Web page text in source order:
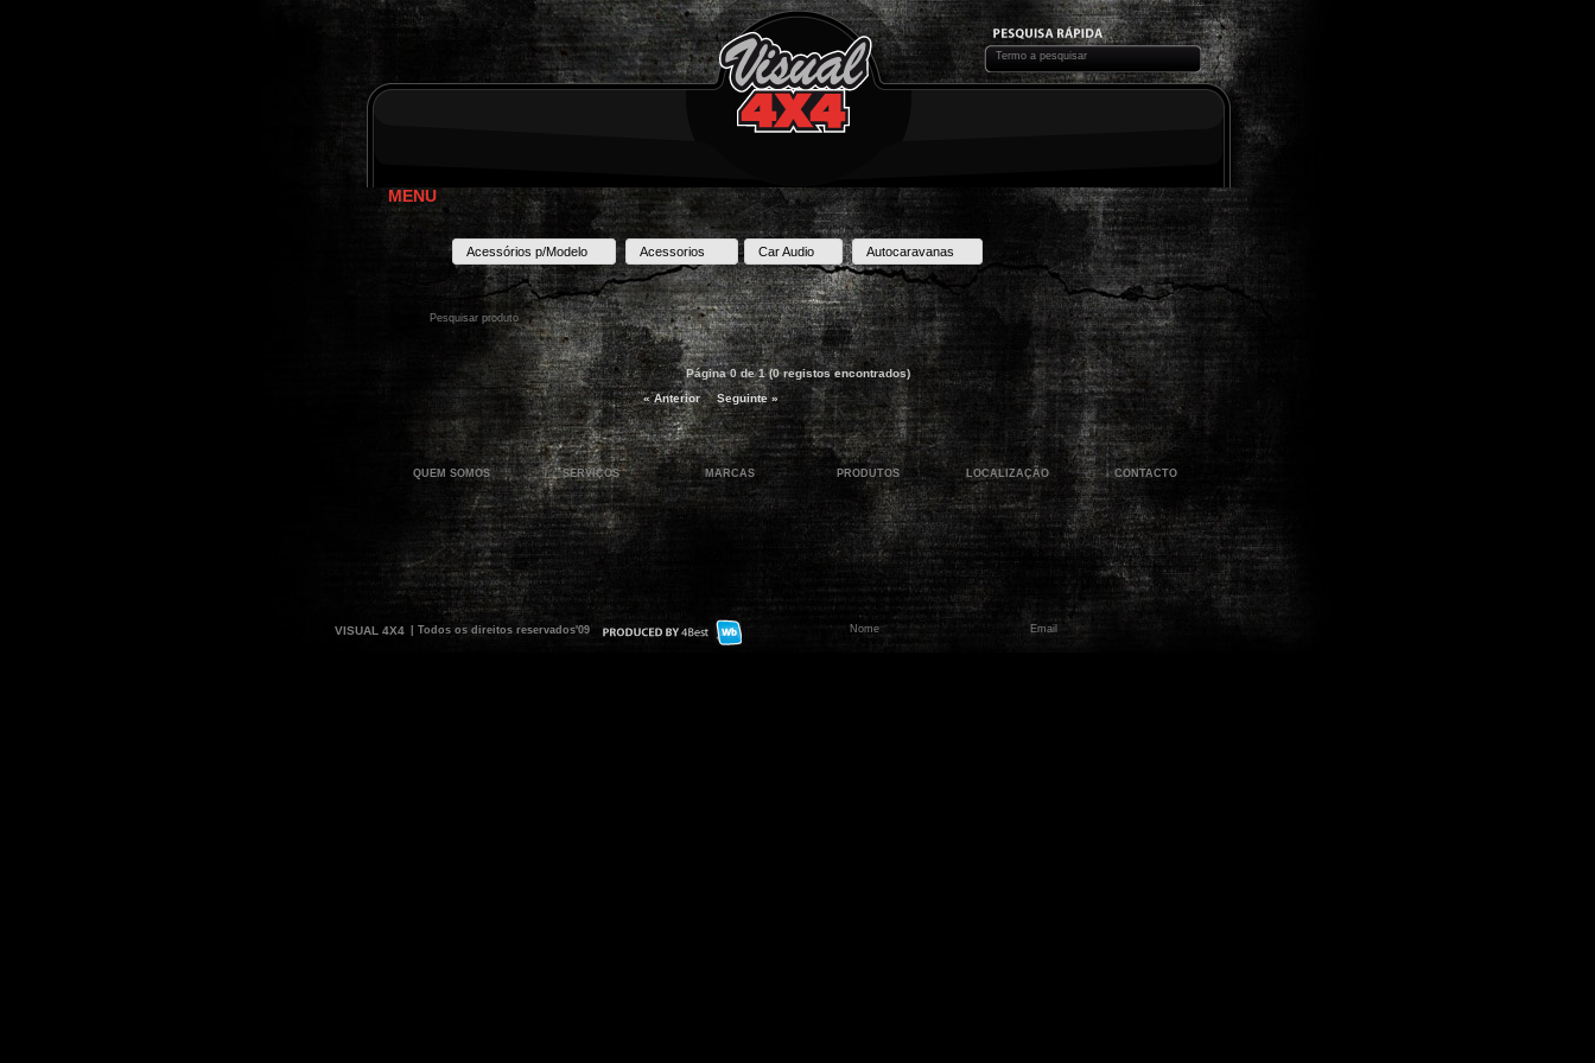
MENU
Acessórios p/Modelo Acessorios Car Audio Autocaravanas
Página 0 de 1 (0 registos encontrados)
« Anterior
Seguinte »
QUEM SOMOS SERVIÇOS MARCAS PRODUTOS LOCALIZAÇÃO CONTACTO
VISUAL 4X4 | Todos os direitos reservados'09